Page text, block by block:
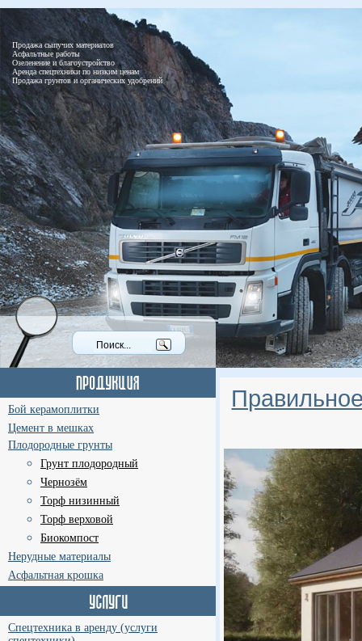
Продажа сыпучих материалов
Асфальтные работы
Озеленение и благоустройство
Аренда спецтехники по низким ценам
Продажа грунтов и органических удобрений
Бой керамоплитки
Цемент в мешках
Плодородные грунты
Грунт плодородный
Чернозём
Торф низинный
Торф верховой
Биокомпост
Нерудные материалы
Асфальтная крошка
Спецтехника в аренду (услуги